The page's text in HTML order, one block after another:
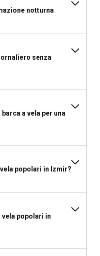
notturna
senza
a vela per una
popolari in Izmir?
popolari in